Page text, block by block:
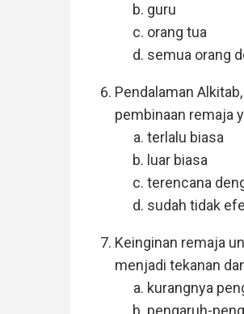
guru
orang tua
semua orang
Pendalaman
pembinaan remaja
terlalu biasa
luar biasa
terencana
sudah tidak
Keinginan remaja
menjadi tekanan
kurangnya
pengaruh-